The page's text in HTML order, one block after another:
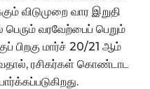
விடுமுறை வார இறுதி
பெரும் வரவேற்பைப் பெறும்
பிறகு மார்ச் 20/21 ஆம்
ரசிகர்கள் கொண்டாட